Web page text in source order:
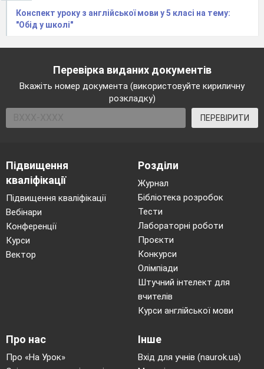
Table
Конспект уроку з англійської мови у 5 класі на тему:
"Обід у школі"
Перевірка виданих документів
Вкажіть номер документа (використовуйте кириличну
розкладку)
ПЕРЕВІРИТИ
Підвищення
кваліфікації
Підвищення кваліфікації
Вебінари
Конференції
Курси
Вектор
Розділи
Журнал
Бібліотека розробок
Тести
Лабораторні роботи
Проєкти
Конкурси
Олімпіади
Штучний інтелект для
вчителів
Курси англійської мови
Про нас
Про «На Урок»
Інше
Вхід для учнів (naurok.ua)